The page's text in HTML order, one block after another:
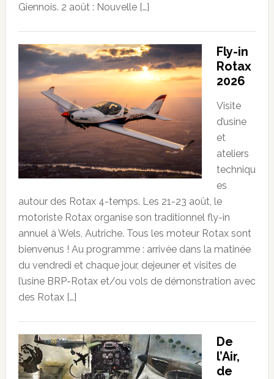
Giennois. 2 août : Nouvelle […]
Fly-in
Rotax
2026
Visite
d’usine
et
ateliers
techniqu
es
autour des Rotax 4-temps. Les 21-23 août, le
motoriste Rotax organise son traditionnel fly-in
annuel à Wels, Autriche. Tous les moteur Rotax sont
bienvenus ! Au programme : arrivée dans la matinée
du vendredi et chaque jour, dejeuner et visites de
l’usine BRP-Rotax et/ou vols de démonstration avec
des Rotax […]
De
l’Air,
de